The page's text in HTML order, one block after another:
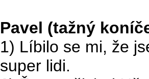
Pavel (tažný
1) Líbilo se mi, že
super lidi.